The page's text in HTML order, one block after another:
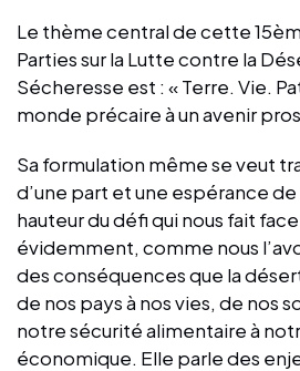
Le thème central de cette
Parties sur la Lutte contre la
Sécheresse est : « Terre. Vie.
monde précaire à un avenir
Sa formulation même se veut
d’une part et une espérance de
hauteur du défi qui nous fait
évidemment, comme nous
des conséquences que la
de nos pays à nos vies, de nos
notre sécurité alimentaire à
économique. Elle parle des